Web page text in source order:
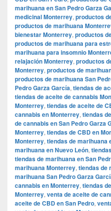
marihuana en San Pedro Garza
medicinal Monterrey, productos
productos de marihuana
bienestar Monterrey, productos
productos de marihuana para
marihuana para insomnio
relajación Monterrey, productos
Monterrey, productos de
productos de marihuana San
Pedro Garza García, tiendas de
tiendas de aceite de cannabis
Monterrey, tiendas de aceite de
cannabis en Monterrey, tiendas
de cannabis en San Pedro Garza
Monterrey, tiendas de CBD en
Monterrey, tiendas de marihuana
marihuana en Nuevo León,
tiendas de marihuana en San
marihuana Monterrey, tiendas de
marihuana San Pedro Garza
cannabis en Monterrey, tiendas
Monterrey, venta de aceite de
aceite de CBD en San Pedro,